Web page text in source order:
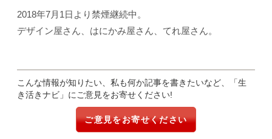
2018年7月1日より禁煙継続中。
デザイン屋さん、はにかみ屋さん、てれ屋さん。
こんな情報が知りたい、私も何か記事を書きたいなど、「生
き活きナビ」にご意見をお寄せください!
ご意見をお寄せください